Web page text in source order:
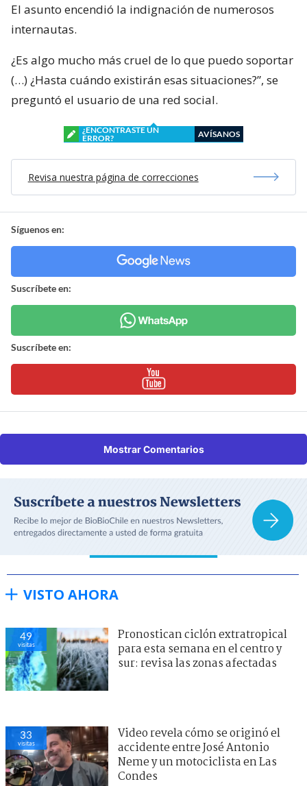
El asunto encendió la indignación de numerosos
internautas.
¿Es algo mucho más cruel de lo que puedo soportar
(…) ¿Hasta cuándo existirán esas situaciones?”, se
preguntó el usuario de una red social.
¿ENCONTRASTE UN
ERROR?
AVÍSANOS
Revisa nuestra página de correcciones
Síguenos en:
Suscríbete en:
Suscríbete en:
Mostrar Comentarios
VISTO AHORA
49
visitas
Pronostican ciclón extratropical
para esta semana en el centro y
sur: revisa las zonas afectadas
33
visitas
Video revela cómo se originó el
accidente entre José Antonio
Neme y un motociclista en Las
Condes